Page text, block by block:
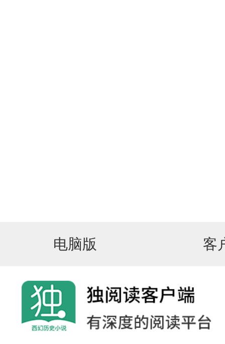
电脑版 客